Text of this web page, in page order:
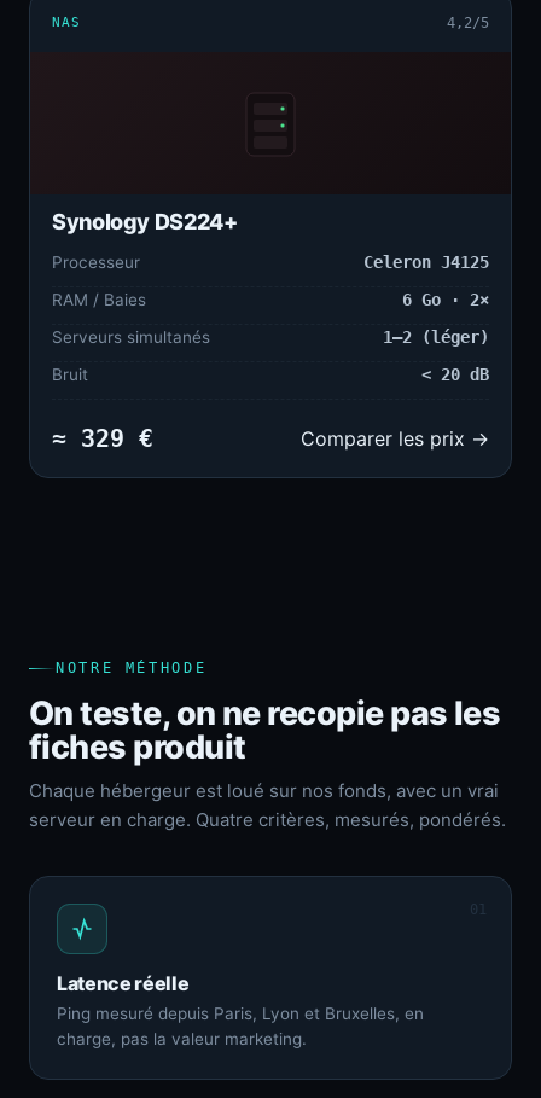
NAS 4,2/5
Synology DS224+
Processeur
Celeron J4125
RAM / Baies
6 Go · 2×
Serveurs simultanés
1–2 (léger)
Bruit
< 20 dB
≈ 329 € Comparer les prix →
NOTRE MÉTHODE
On teste, on ne recopie pas les
fiches produit
Chaque hébergeur est loué sur nos fonds, avec un vrai
serveur en charge. Quatre critères, mesurés, pondérés.
01
Latence réelle
Ping mesuré depuis Paris, Lyon et Bruxelles, en
charge, pas la valeur marketing.